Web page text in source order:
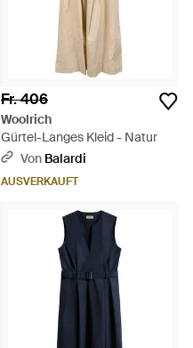
Fr. 406
Woolrich
Gürtel-Langes Kleid - Natur
Von Balardi
AUSVERKAUFT